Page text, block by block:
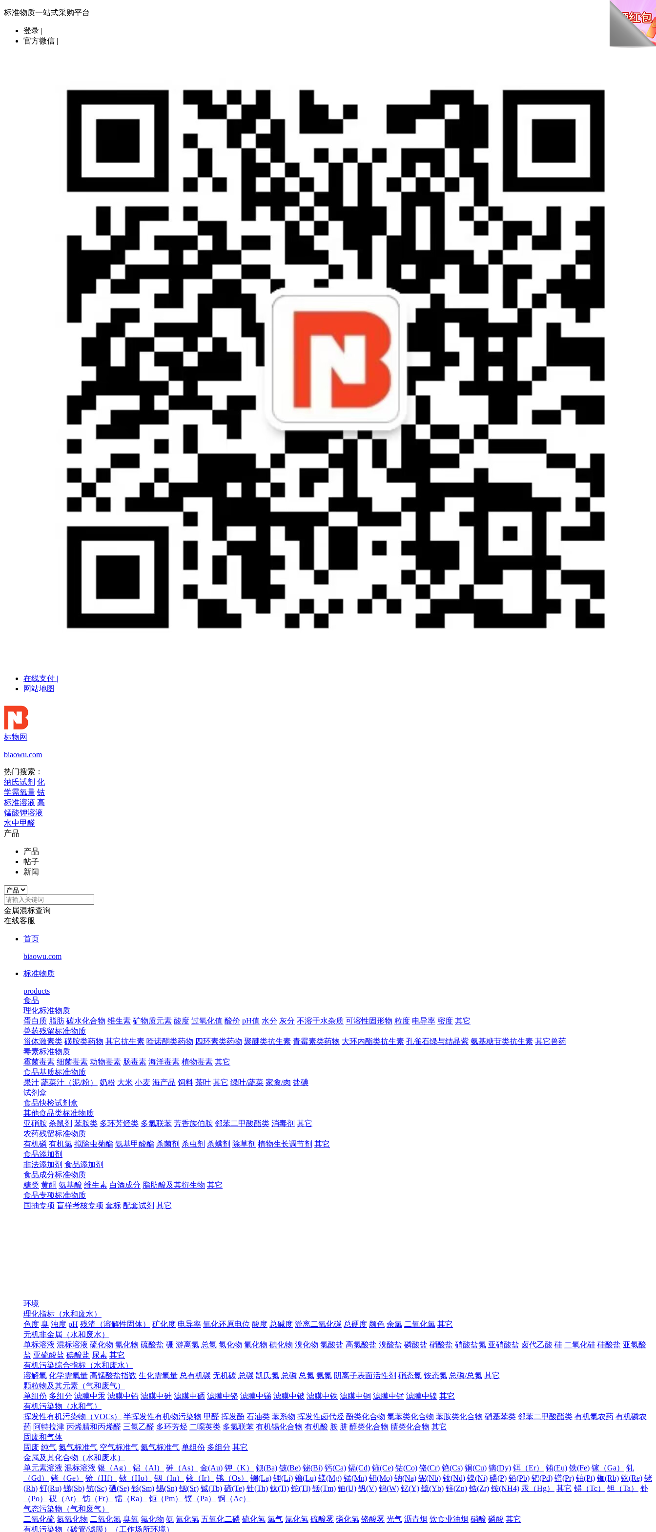
标准物质一站式采购平台
登录 |
官方微信 |
在线支付 |
网站地图
标物网
biaowu.com
热门搜索：
纳氏试剂 化
学需氧量 钴
标准溶液 高
锰酸钾溶液
水中甲醛
产品
产品
帖子
新闻
金属混标查询
在线客服
首页
biaowu.com
标准物质
products
食品
理化标准物质
蛋白质 脂肪 碳水化合物 维生素 矿物质元素 酸度 过氧化值 酸价 pH值 水分 灰分 不溶于水杂质 可溶性固形物 粒度 电导率 密度 其它
兽药残留标准物质
甾体激素类 磺胺类药物 其它抗生素 喹诺酮类药物 四环素类药物 聚醚类抗生素 青霉素类药物 大环内酯类抗生素 孔雀石绿与结晶紫 氨基糖苷类抗生素 其它兽药
毒素标准物质
霉菌毒素 细菌毒素 动物毒素 肠毒素 海洋毒素 植物毒素 其它
食品基质标准物质
果汁 蔬菜汁（泥/粉） 奶粉 大米 小麦 海产品 饲料 茶叶 其它 绿叶/蔬菜 家禽/肉 盐碘
试剂盒
食品快检试剂盒
其他食品类标准物质
亚硝胺 杀鼠剂 苯胺类 多环芳烃类 多氯联苯 芳香族伯胺 邻苯二甲酸酯类 消毒剂 其它
农药残留标准物质
有机磷 有机氯 拟除虫菊酯 氨基甲酸酯 杀菌剂 杀虫剂 杀螨剂 除草剂 植物生长调节剂 其它
食品添加剂
非法添加剂 食品添加剂
食品成分标准物质
糖类 黄酮 氨基酸 维生素 白酒成分 脂肪酸及其衍生物 其它
食品专项标准物质
国抽专项 盲样考核专项 套标 配套试剂 其它
环境
理化指标（水和废水）
色度 臭 浊度 pH 残渣（溶解性固体） 矿化度 电导率 氧化还原电位 酸度 总碱度 游离二氧化碳 总硬度 颜色 余氯 二氧化氯 其它
无机非金属（水和废水）
单标溶液 混标溶液 硫化物 氰化物 硫酸盐 硼 游离氯 总氯 氯化物 氟化物 碘化物 溴化物 氯酸盐 高氯酸盐 溴酸盐 磷酸盐 硝酸盐 硝酸盐氮 亚硝酸盐 卤代乙酸 硅 二氧化硅 硅酸盐 亚氯酸
盐 亚硫酸盐 碘酸盐 尿素 其它
有机污染综合指标（水和废水）
溶解氧 化学需氧量 高锰酸盐指数 生化需氧量 总有机碳 无机碳 总碳 凯氏氮 总磷 总氮 氨氮 阴离子表面活性剂 硝态氮 铵态氮 总磷/总氮 其它
颗粒物及其元素（气和废气）
单组份 多组分 滤膜中汞 滤膜中铅 滤膜中砷 滤膜中硒 滤膜中铬 滤膜中锑 滤膜中铍 滤膜中铁 滤膜中铜 滤膜中锰 滤膜中镍 其它
有机污染物（水和气）
挥发性有机污染物（VOCs）
半挥发性有机物污染物 甲醛 挥发酚 石油类 苯系物 挥发性卤代烃 酚类化合物 氯苯类化合物 苯胺类化合物 硝基苯类 邻苯二甲酸酯类 有机氯农药 有机磷农
药 阿特拉津 丙烯腈和丙烯醛 三氯乙醛 多环芳烃 二噁英类 多氯联苯 有机锡化合物 有机酸 胺 肼 醇类化合物 腈类化合物 其它
固废和气体
固废 纯气 氮气标准气 空气标准气 氦气标准气 单组份 多组分 其它
金属及其化合物（水和废水）
单元素溶液 混标溶液 银（Ag） 铝（Al） 砷（As） 金(Au) 钾（K） 钡(Ba) 铍(Be) 铋(Bi) 钙(Ca) 镉(Cd) 铈(Ce) 钴(Co) 铬(Cr) 铯(Cs) 铜(Cu) 镝(Dy) 铒（Er） 铕(Eu) 铁(Fe) 镓（Ga）
钆
（Gd）
锗（Ge） 铪（Hf） 钬（Ho） 铟（In） 铱（Ir） 锇（Os） 镧(La) 锂(Li) 镥(Lu) 镁(Mg) 锰(Mn) 钼(Mo) 钠(Na) 铌(Nb) 钕(Nd) 镍(Ni) 磷(P) 铅(Pb) 钯(Pd) 镨(Pr) 铂(Pt) 铷(Rb) 铼(Re) 铑
(Rh) 钌(Ru) 锑(Sb) 钪(Sc) 硒(Se) 钐(Sm) 锡(Sn) 锶(Sr) 铽(Tb) 碲(Te) 钍(Th) 钛(Ti) 铊(Tl) 铥(Tm) 铀(U) 钒(V) 钨(W) 钇(Y) 镱(Yb) 锌(Zn) 锆(Zr) 铵(NH4) 汞（Hg） 其它 锝（Tc） 钽（Ta）
钋
（Po）
砹（At） 钫（Fr） 镭（Ra） 钷（Pm） 镤（Pa）
锕（Ac）
气态污染物（气和废气）
二氧化硫 氮氧化物 二氧化氮 臭氧 氟化物 氨 氰化氢 五氧化二磷 硫化氢 氯气 氯化氢 硫酸雾 磷化氢 铬酸雾 光气 沥青烟 饮食业油烟 硝酸 磷酸 其它
有机污染物（碳管/滤膜）（工作场所环境）